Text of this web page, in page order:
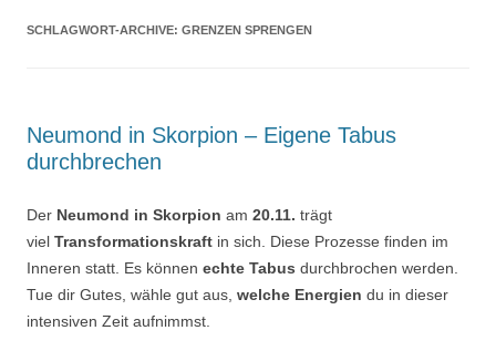
SCHLAGWORT-ARCHIVE: GRENZEN SPRENGEN
Neumond in Skorpion – Eigene Tabus
durchbrechen
Der Neumond in Skorpion am 20.11. trägt
viel Transformationskraft in sich. Diese Prozesse finden im
Inneren statt. Es können echte Tabus durchbrochen werden.
Tue dir Gutes, wähle gut aus, welche Energien du in dieser
intensiven Zeit aufnimmst.